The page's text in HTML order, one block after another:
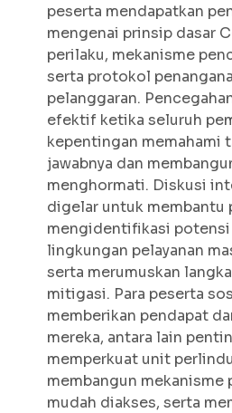
peserta mendapatkan
mengenai prinsip dasar
perilaku, mekanisme
serta protokol
pelanggaran.
efektif ketika seluruh
kepentingan memahami
jawabnya dan
menghormati. Diskusi
digelar untuk membantu
mengidentifikasi
lingkungan pelayanan
serta merumuskan
mitigasi. Para peserta
memberikan pendapat
mereka, antara lain
memperkuat unit
membangun mekanisme
mudah diakses, serta